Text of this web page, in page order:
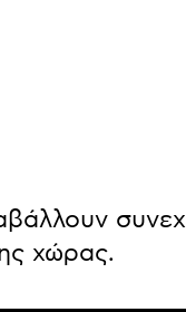
χώρας.